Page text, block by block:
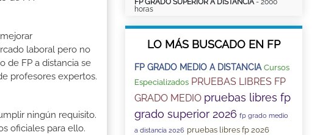
laboral pero no
de FP a distancia se
profesores expertos.
ningún requisito.
oficiales para ello.
FP GRADO SUPERIOR A DISTANCIA- 2000
horas
LO MÁS BUSCADO EN FP
FP GRADO MEDIO A DISTANCIA Cursos
Especializados PRUEBAS LIBRES FP
GRADO MEDIO pruebas libres fp
grado superior 2026 fp grado medio
a distancia 2026 pruebas libres fp 2026